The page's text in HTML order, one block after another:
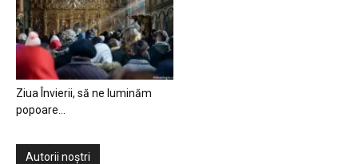
Ziua Învierii, să ne luminăm
popoare…
Autorii noștri